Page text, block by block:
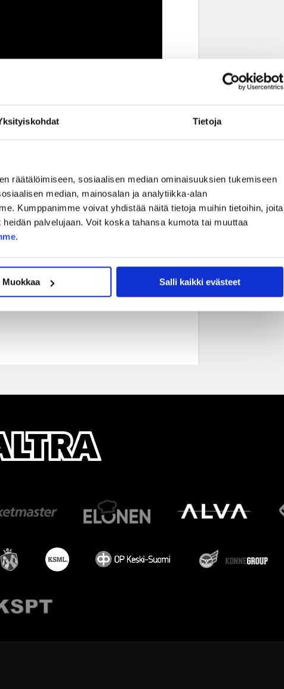
Tietoja
räätälöimiseen, sosiaalisen median ominaisuuksien tukemiseen
median, mainosalan ja analytiikka-alan
Kumppanimme voivat yhdistää näitä tietoja muihin tietoihin, joita
palvelujaan. Voit koska tahansa kumota tai muuttaa
.
Muokkaa Salli kaikki evästeet